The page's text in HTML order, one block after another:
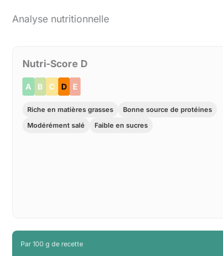
Analyse nutritionnelle
Nutri-Score D
A B C D E
Riche en matières grasses
Bonne source de protéines
Modérément salé
Faible en sucres
Par 100 g de recette